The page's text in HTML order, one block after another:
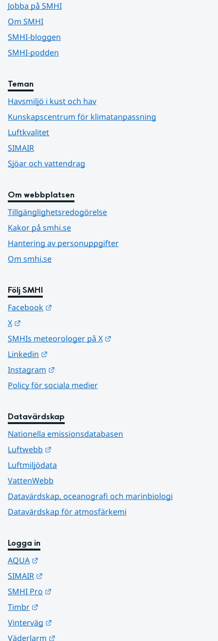
Jobba på SMHI
Om SMHI
SMHI-bloggen
SMHI-podden
Teman
Havsmiljö i kust och hav
Kunskapscentrum för klimatanpassning
Luftkvalitet
SIMAIR
Sjöar och vattendrag
Om webbplatsen
Tillgänglighetsredogörelse
Kakor på smhi.se
Hantering av personuppgifter
Om smhi.se
Följ SMHI
Facebook
X
SMHIs meteorologer på X
Linkedin
Instagram
Policy för sociala medier
Datavärdskap
Nationella emissionsdatabasen
Luftwebb
Luftmiljödata
VattenWebb
Datavärdskap, oceanografi och marinbiologi
Datavärdskap för atmosfärkemi
Logga in
AQUA
SIMAIR
SMHI Pro
Timbr
Vinterväg
Väderlarm